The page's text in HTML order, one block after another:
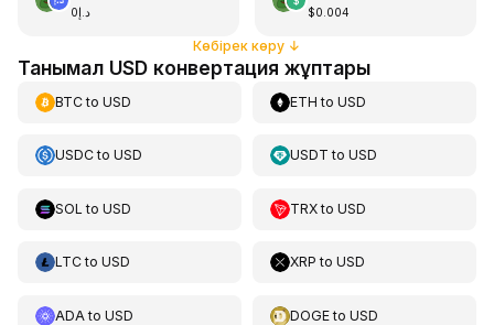
د.إ0 $0.004
Көбірек көру ↓
Танымал USD конвертация жұптары
BTCto USD ETH toUSD
USDCto USD USDT toUSD
SOL to USD TRXtoUSD
LTCto USD XRP toUSD
ADA to USD DOGEtoUSD